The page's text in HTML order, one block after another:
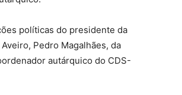
políticas do presidente da
Pedro Magalhães, da
autárquico do CDS-